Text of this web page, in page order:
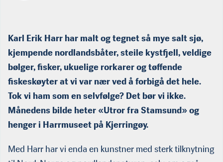
Karl Erik Harr har malt og tegnet så mye salt sjø,
kjempende nordlandsbåter, steile kystfjell, veldige
bølger, fisker, ukuelige rorkarer og tøffende
fiskeskøyter at vi var nær ved å forbigå det hele.
Tok vi ham som en selvfølge? Det bør vi ikke.
Månedens bilde heter «Utror fra Stamsund» og
henger i Harrmuseet på Kjerringøy.
Med Harr har vi enda en kunstner med sterk tilknytning